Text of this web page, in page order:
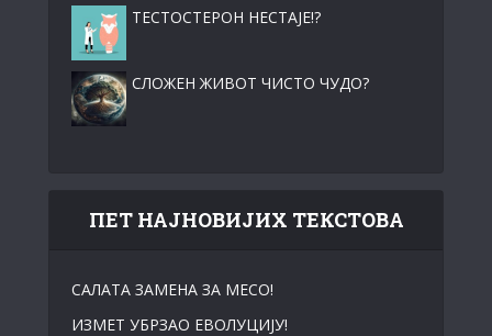
ТЕСТОСТЕРОН НЕСТАЈЕ!?
СЛОЖЕН ЖИВОТ ЧИСТО ЧУДО?
ПЕТ НАЈНОВИЈИХ ТЕКСТОВА
САЛАТА ЗАМЕНА ЗА МЕСО!
ИЗМЕТ УБРЗАО ЕВОЛУЦИЈУ!